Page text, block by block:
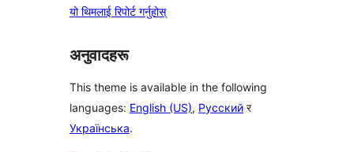
यो थिमलाई रिपोर्ट गर्नुहोस्
अनुवादहरू
This theme is available in the following
languages: English (US), Русский र
Українська.